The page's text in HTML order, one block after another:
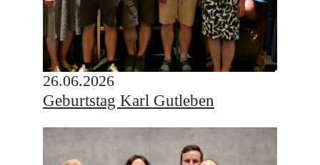
26.06.2026
Geburtstag Karl Gutleben